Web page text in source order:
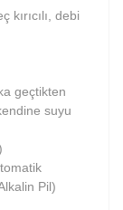
debi
geçtikten
suyu
Pil)